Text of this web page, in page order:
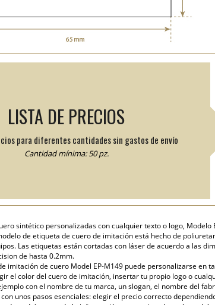
LISTA DE PRECIOS
para diferentes cantidades sin gastos de envío
Cantidad mínima: 50 pz.
sintético personalizadas con cualquier texto o logo,
de etiqueta de cuero de imitación está hecho de
Las etiquetas están cortadas con láser de acuerdo a las
de hasta 0.2mm.
imitación de cuero Model EP-M149 puede personalizarse
el color del cuero de imitación, insertar tu propio logo o
con el nombre de tu marca, un slogan, el nombre del
unos pasos esenciales: elegir el precio correcto